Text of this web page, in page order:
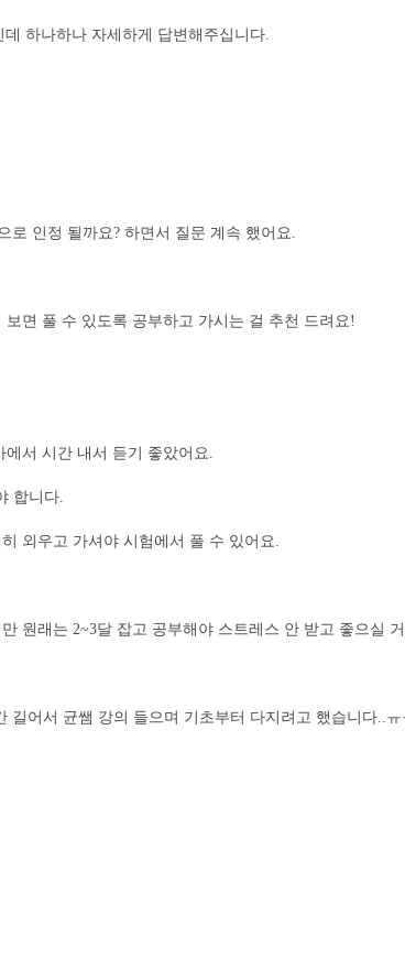
하나하나 자세하게 답변해주십니다.
로 인정 될까요? 하면서 질문 계속 했어요.
면 풀 수 있도록 공부하고 가시는 걸 추천 드려요!
에서 시간 내서 듣기 좋았어요.
합니다.
외우고 가셔야 시험에서 풀 수 있어요.
원래는 2~3달 잡고 공부해야 스트레스 안 받고 좋으실
길어서 균쌤 강의 들으며 기초부터 다지려고 했습니다..ㅠ